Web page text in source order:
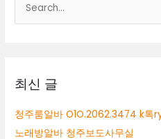
최신 글
청주룸알바 O1O.2062.3474 k
노래방알바 청주보도사무실